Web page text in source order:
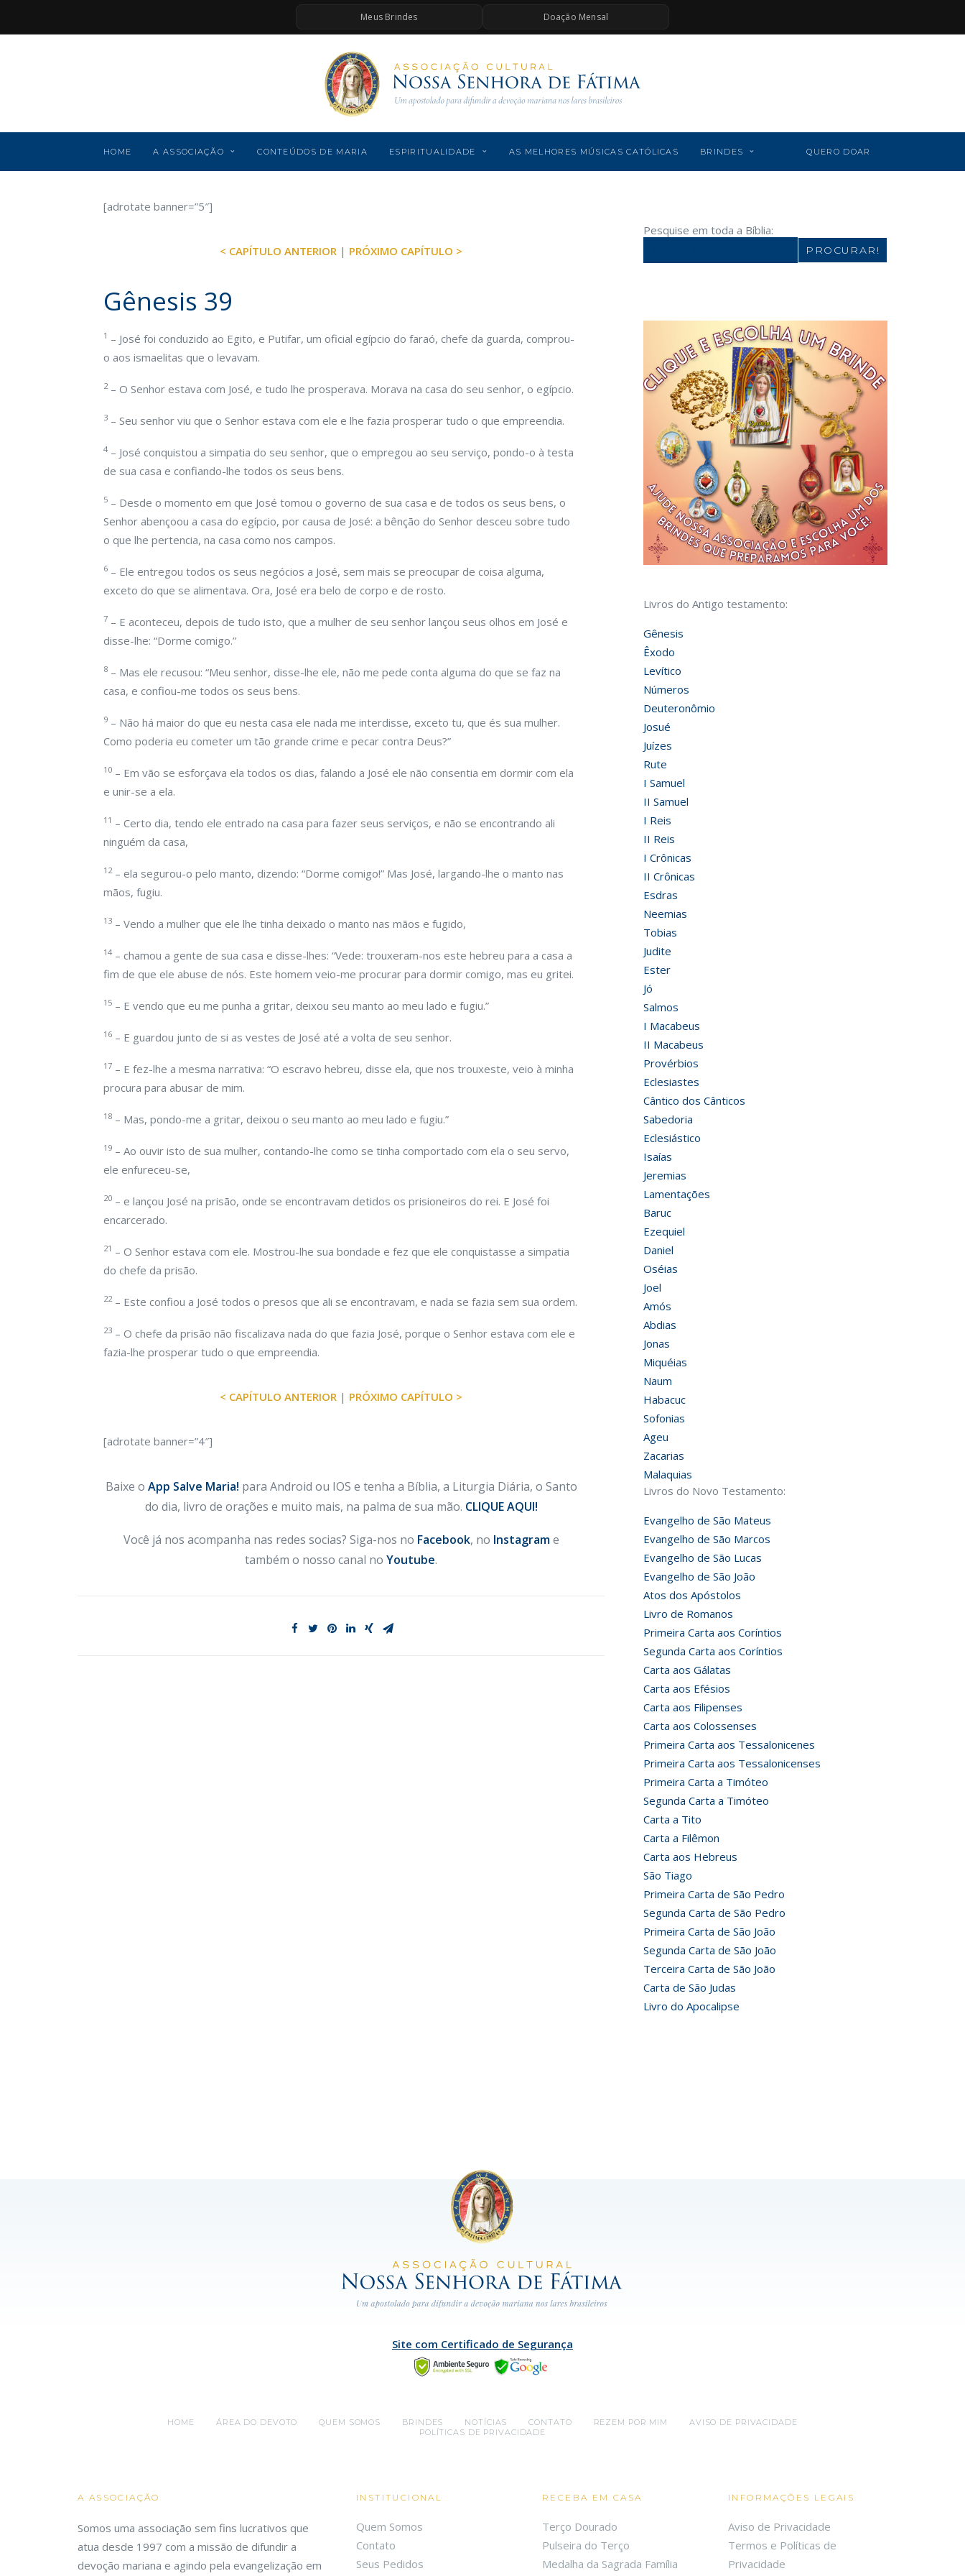
Meus Brindes Doação Mensal
HOME A ASSOCIAÇÃO CONTEÚDOS DE MARIA ESPIRITUALIDADE AS MELHORES MÚSICAS CATÓLICAS BRINDES QUERO DOAR
[adrotate banner=”5″]
< CAPÍTULO ANTERIOR | PRÓXIMO CAPÍTULO >
Gênesis 39
1 – José foi conduzido ao Egito, e Putifar, um oficial egípcio do faraó, chefe da guarda, comprou-
o aos ismaelitas que o levavam.
2– O Senhor estava com José, e tudo lhe prosperava. Morava na casa do seu senhor, o egípcio.
3 – Seu senhor viu que o Senhor estava com ele e lhe fazia prosperar tudo o que empreendia.
4 – José conquistou a simpatia do seu senhor, que o empregou ao seu serviço, pondo-o à testa
de sua casa e confiando-lhe todos os seus bens.
5 – Desde o momento em que José tomou o governo de sua casa e de todos os seus bens, o
Senhor abençoou a casa do egípcio, por causa de José: a bênção do Senhor desceu sobre tudo
o que lhe pertencia, na casa como nos campos.
6 – Ele entregou todos os seus negócios a José, sem mais se preocupar de coisa alguma,
exceto do que se alimentava. Ora, José era belo de corpo e de rosto.
7 – E aconteceu, depois de tudo isto, que a mulher de seu senhor lançou seus olhos em José e
disse-lhe: “Dorme comigo.”
8 – Mas ele recusou: “Meu senhor, disse-lhe ele, não me pede conta alguma do que se faz na
casa, e confiou-me todos os seus bens.
9 – Não há maior do que eu nesta casa ele nada me interdisse, exceto tu, que és sua mulher.
Como poderia eu cometer um tão grande crime e pecar contra Deus?”
10 – Em vão se esforçava ela todos os dias, falando a José ele não consentia em dormir com ela
e unir-se a ela.
11 – Certo dia, tendo ele entrado na casa para fazer seus serviços, e não se encontrando ali
ninguém da casa,
12– ela segurou-o pelo manto, dizendo: “Dorme comigo!” Mas José, largando-lhe o manto nas
mãos, fugiu.
13 – Vendo a mulher que ele lhe tinha deixado o manto nas mãos e fugido,
14 – chamou a gente de sua casa e disse-lhes: “Vede: trouxeram-nos este hebreu para a casa a
fim de que ele abuse de nós. Este homem veio-me procurar para dormir comigo, mas eu gritei.
15 – E vendo que eu me punha a gritar, deixou seu manto ao meu lado e fugiu.”
16 – E guardou junto de si as vestes de José até a volta de seu senhor.
17 – E fez-lhe a mesma narrativa: “O escravo hebreu, disse ela, que nos trouxeste, veio à minha
procura para abusar de mim.
18 – Mas, pondo-me a gritar, deixou o seu manto ao meu lado e fugiu.”
19 – Ao ouvir isto de sua mulher, contando-lhe como se tinha comportado com ela o seu servo,
ele enfureceu-se,
20 – e lançou José na prisão, onde se encontravam detidos os prisioneiros do rei. E José foi
encarcerado.
21 – O Senhor estava com ele. Mostrou-lhe sua bondade e fez que ele conquistasse a simpatia
do chefe da prisão.
22– Este confiou a José todos o presos que ali se encontravam, e nada se fazia sem sua ordem.
23 – O chefe da prisão não fiscalizava nada do que fazia José, porque o Senhor estava com ele e
fazia-lhe prosperar tudo o que empreendia.
< CAPÍTULO ANTERIOR | PRÓXIMO CAPÍTULO >
[adrotate banner=”4″]
Baixe o App Salve Maria! para Android ou IOS e tenha a Bíblia, a Liturgia Diária, o Santo
do dia, livro de orações e muito mais, na palma de sua mão. CLIQUE AQUI!
Você já nos acompanha nas redes socias? Siga-nos no Facebook, no Instagrame
também o nosso canal no Youtube.
Pesquise em toda a Bíblia:
Livros do Antigo testamento:
Gênesis
Êxodo
Levítico
Números
Deuteronômio
Josué
Juízes
Rute
I Samuel
II Samuel
I Reis
II Reis
I Crônicas
II Crônicas
Esdras
Neemias
Tobias
Judite
Ester
Jó
Salmos
I Macabeus
II Macabeus
Provérbios
Eclesiastes
Cântico dos Cânticos
Sabedoria
Eclesiástico
Isaías
Jeremias
Lamentações
Baruc
Ezequiel
Daniel
Oséias
Joel
Amós
Abdias
Jonas
Miquéias
Naum
Habacuc
Sofonias
Ageu
Zacarias
Malaquias
Livros do Novo Testamento:
Evangelho de São Mateus
Evangelho de São Marcos
Evangelho de São Lucas
Evangelho de São João
Atos dos Apóstolos
Livro de Romanos
Primeira Carta aos Coríntios
Segunda Carta aos Coríntios
Carta aos Gálatas
Carta aos Efésios
Carta aos Filipenses
Carta aos Colossenses
Primeira Carta aos Tessalonicenes
Primeira Carta aos Tessalonicenses
Primeira Carta a Timóteo
Segunda Carta a Timóteo
Carta a Tito
Carta a Filêmon
Carta aos Hebreus
São Tiago
Primeira Carta de São Pedro
Segunda Carta de São Pedro
Primeira Carta de São João
Segunda Carta de São João
Terceira Carta de São João
Carta de São Judas
Livro do Apocalipse
Site com Certificado de Segurança
HOME ÁREA DO DEVOTO QUEM SOMOS BRINDES NOTÍCIAS CONTATO REZEM POR MIM
AVISO DE PRIVACIDADE
POLÍTICAS DE PRIVACIDADE
A ASSOCIAÇÃO
Somos uma associação sem fins lucrativos que
atua desde 1997 com a missão de difundir a
devoção mariana e agindo pela evangelização em
INSTITUCIONAL
Quem Somos
Contato
Seus Pedidos
RECEBA EM CASA
Terço Dourado
Pulseira do Terço
Medalha da Sagrada Família
INFORMAÇÕES LEGAIS
Aviso de Privacidade
Termos e Políticas de
Privacidade